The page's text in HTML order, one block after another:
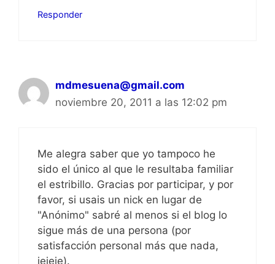
Responder
mdmesuena@gmail.com
noviembre 20, 2011 a las 12:02 pm
Me alegra saber que yo tampoco he
sido el único al que le resultaba familiar
el estribillo. Gracias por participar, y por
favor, si usais un nick en lugar de
"Anónimo" sabré al menos si el blog lo
sigue más de una persona (por
satisfacción personal más que nada,
jejeje).